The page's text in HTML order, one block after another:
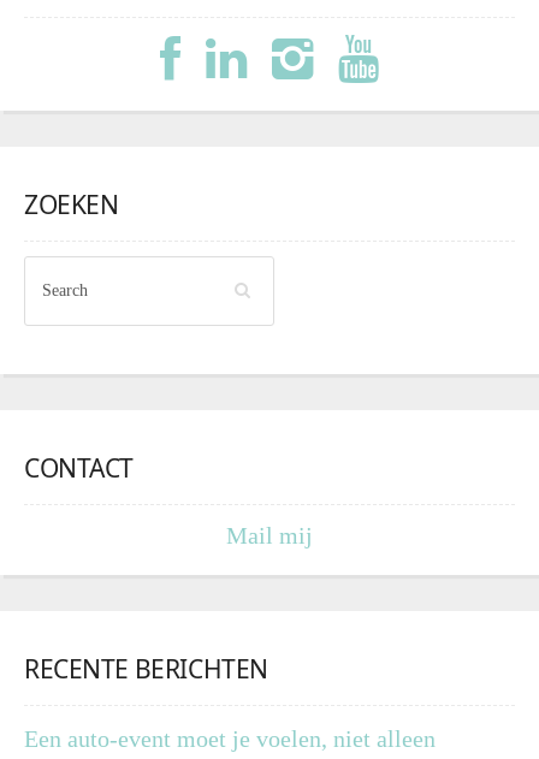
ZOEKEN
CONTACT
Mail mij
RECENTE BERICHTEN
Een auto-event moet je voelen, niet alleen